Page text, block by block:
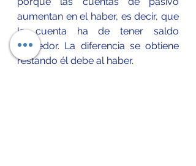
aumentan en el haber, es decir, que
la cuenta ha de tener saldo
acreedor. La diferencia se obtiene
restando él debe al haber.